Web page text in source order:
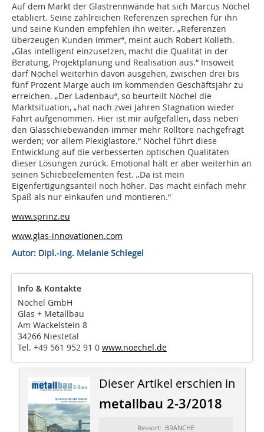
Auf dem Markt der Glastrennwände hat sich Marcus Nöchel
etabliert. Seine zahlreichen Referenzen sprechen für ihn
und seine Kunden empfehlen ihn weiter. „Referenzen
überzeugen Kunden immer“, meint auch Robert Kolleth.
„Glas intelligent einzusetzen, macht die Qualität in der
Beratung, Projektplanung und Realisation aus.“ Insoweit
darf Nöchel weiterhin davon ausgehen, zwischen drei bis
fünf Prozent Marge auch im kommenden Geschäftsjahr zu
erreichen. „Der Ladenbau“, so beurteilt Nöchel die
Marktsituation, „hat nach zwei Jahren Stagnation wieder
Fahrt aufgenommen. Hier ist mir aufgefallen, dass neben
den Glasschiebewänden immer mehr Rolltore nachgefragt
werden; vor allem Plexiglastore.“ Nöchel führt diese
Entwicklung auf die verbesserten optischen Qualitäten
dieser Lösungen zurück. Emotional hält er aber weiterhin an
seinen Schiebeelementen fest. „Da ist mein
Eigenfertigungsanteil noch höher. Das macht einfach mehr
Spaß als nur einkaufen und montieren.“
www.sprinz.eu
www.glas-innovationen.com
Autor: Dipl.-Ing. Melanie Schlegel
Info & Kontakte
Nöchel GmbH
Glas + Metallbau
Am Wackelstein 8
34266 Niestetal
Tel. +49 561 952 91 0 www.noechel.de
Dieser Artikel erschien in
metallbau 2-3/2018
Ressort: BRANCHE